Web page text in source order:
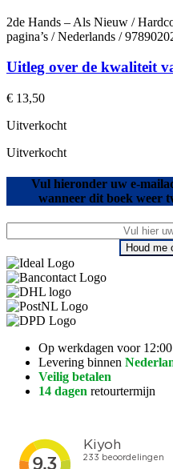
2de Hands – Als Nieuw /
pagina’s / Nederlands /
Uitleg over de kwaliteit
€ 13,50
Uitverkocht
Uitverkocht
Vul hieronder uw e-
wanneer dit boek weer
Houd me
Op werkdagen voor 12:00
Levering binnen
Veilig betalen
14 dagen retourtermijn